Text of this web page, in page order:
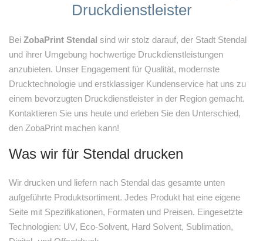
Druckdienstleister
Bei ZobaPrint Stendal sind wir stolz darauf, der Stadt Stendal
und ihrer Umgebung hochwertige Druckdienstleistungen
anzubieten. Unser Engagement für Qualität, modernste
Drucktechnologie und erstklassiger Kundenservice hat uns zu
einem bevorzugten Druckdienstleister in der Region gemacht.
Kontaktieren Sie uns heute und erleben Sie den Unterschied,
den ZobaPrint machen kann!
Was wir für Stendal drucken
Wir drucken und liefern nach Stendal das gesamte unten
aufgeführte Produktsortiment. Jedes Produkt hat eine eigene
Seite mit Spezifikationen, Formaten und Preisen. Eingesetzte
Technologien: UV, Eco-Solvent, Hard Solvent, Sublimation,